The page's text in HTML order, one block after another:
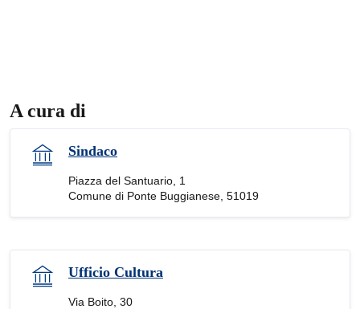
A cura di
Sindaco
Piazza del Santuario, 1
Comune di Ponte Buggianese, 51019
Ufficio Cultura
Via Boito, 30